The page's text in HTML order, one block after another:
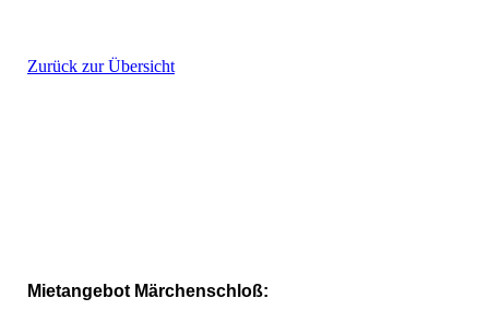
Zurück zur Übersicht
Mietangebot Märchenschloß: